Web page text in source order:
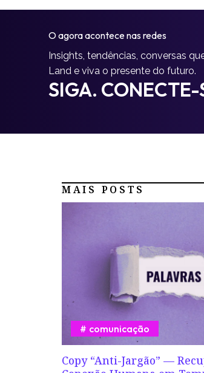
O agora acontece nas redes
Insights, tendências, conversas
Land e viva o presente do futuro.
SIGA. CONECTE-
MAIS POSTS
Copy “Anti-Jargão” —
comunicação